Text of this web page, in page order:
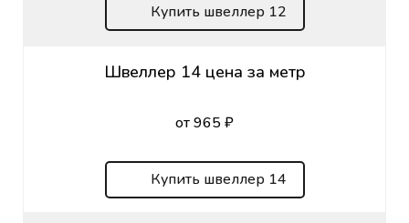
Купить швеллер 12
Швеллер 14 цена за метр
от 965 ₽
Купить швеллер 14